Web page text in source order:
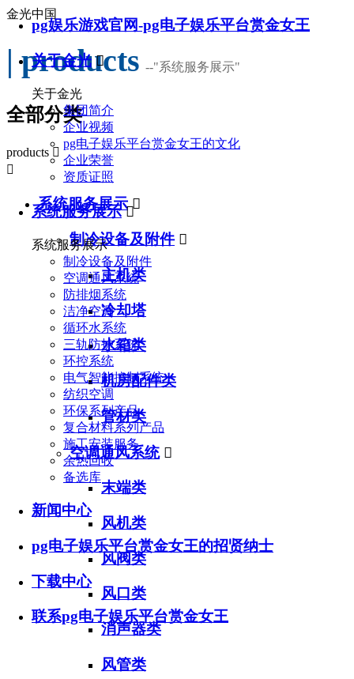
pg娱乐游戏官网-pg电子娱乐平台赏金女王
关于金光 
关于金光
集团简介
企业视频
pg电子娱乐平台赏金女王的文化
企业荣誉
资质证照
系统服务展示 
系统服务展示
制冷设备及附件
空调通风系统
防排烟系统
洁净空调
循环水系统
三轨防护系统
环控系统
电气智能控制系统
纺织空调
环保系列产品
复合材料系列产品
施工安装服务
余热回收
备选库
新闻中心
pg电子娱乐平台赏金女王的招贤纳士
下载中心
联系pg电子娱乐平台赏金女王
金光中国
| products --"系统服务展示"
全部分类
products 

系统服务展示 
制冷设备及附件 
主机类
冷却塔
水箱类
机房配件类
管材类
空调通风系统 
末端类
风机类
风阀类
风口类
消声器类
风管类